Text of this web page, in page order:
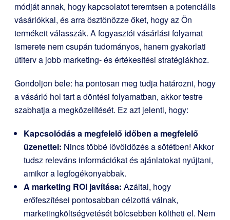
módját annak, hogy kapcsolatot teremtsen a potenciális
vásárlókkal, és arra ösztönözze őket, hogy az Ön
termékeit válasszák. A fogyasztói vásárlási folyamat
ismerete nem csupán tudományos, hanem gyakorlati
útiterv a jobb marketing- és értékesítési stratégiákhoz.
Gondoljon bele: ha pontosan meg tudja határozni, hogy
a vásárló hol tart a döntési folyamatban, akkor testre
szabhatja a megközelítését. Ez azt jelenti, hogy:
Kapcsolódás a megfelelő időben a megfelelő
üzenettel: Nincs többé lövöldözés a sötétben! Akkor
tudsz releváns információkat és ajánlatokat nyújtani,
amikor a legfogékonyabbak.
A marketing ROI javítása: Azáltal, hogy
erőfeszítései pontosabban célzottá válnak,
marketingköltségvetését bölcsebben költheti el. Nem